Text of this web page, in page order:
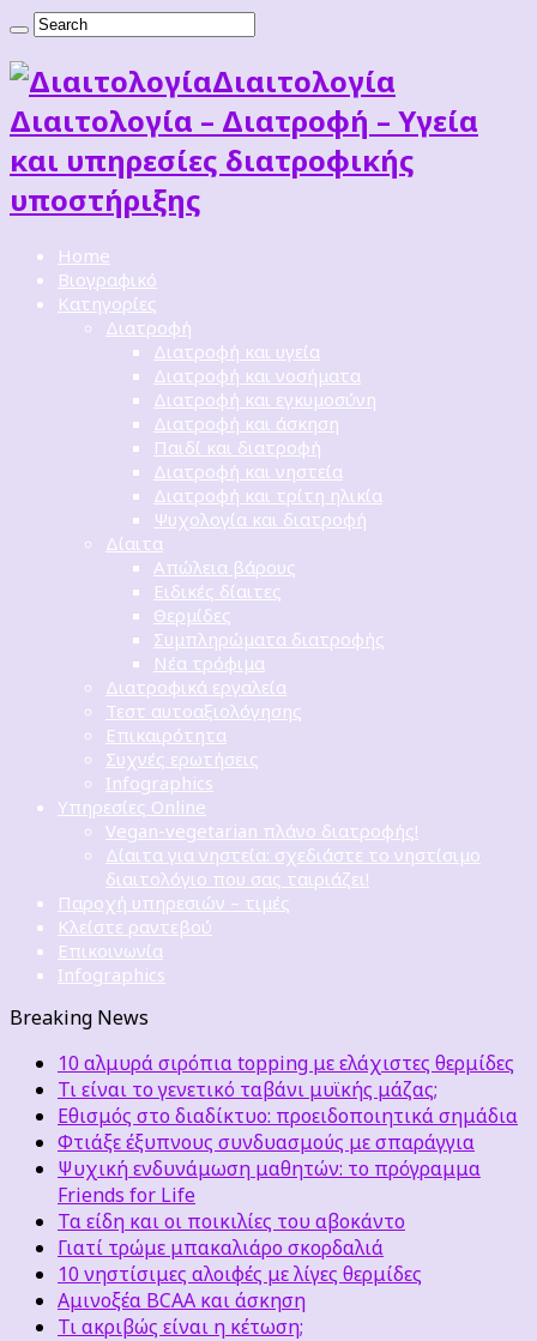
Διαιτoλογία
Διαιτολογία – Διατροφή – Υγεία
και υπηρεσίες διατροφικής
υποστήριξης
Home
Βιογραφικό
Κατηγορίες
Διατροφή
Διατροφή και υγεία
Διατροφή και νοσήματα
Διατροφή και εγκυμοσύνη
Διατροφή και άσκηση
Παιδί και διατροφή
Διατροφή και νηστεία
Διατροφή και τρίτη ηλικία
Ψυχολογία και διατροφή
Δίαιτα
Απώλεια βάρους
Ειδικές δίαιτες
Θερμίδες
Συμπληρώματα διατροφής
Νέα τρόφιμα
Διατροφικά εργαλεία
Τεστ αυτοαξιολόγησης
Επικαιρότητα
Συχνές ερωτήσεις
Infographics
Υπηρεσίες Online
Vegan-vegetarian πλάνο διατροφής!
Δίαιτα για νηστεία: σχεδιάστε το νηστίσιμο
διαιτολόγιο που σας ταιριάζει!
Παροχή υπηρεσιών – τιμές
Κλείστε ραντεβού
Επικοινωνία
Infographics
Breaking News
10 αλμυρά σιρόπια topping με ελάχιστες θερμίδες
Τι είναι το γενετικό ταβάνι μυϊκής μάζας;
Εθισμός στο διαδίκτυο: προειδοποιητικά σημάδια
Φτιάξε έξυπνους συνδυασμούς με σπαράγγια
Ψυχική ενδυνάμωση μαθητών: το πρόγραμμα
Friends for Life
Τα είδη και οι ποικιλίες του αβοκάντο
Γιατί τρώμε μπακαλιάρο σκορδαλιά
10 νηστίσιμες αλοιφές με λίγες θερμίδες
Αμινοξέα BCAA και άσκηση
Τι ακριβώς είναι η κέτωση;